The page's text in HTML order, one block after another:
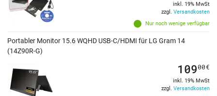
Nur noch wenige verfügbar
inkl. 19% MwSt
zzgl. Versandkosten
Portabler Monitor 15.6 WQHD USB-C/HDMI für LG Gram 14
(14Z90R-G)
10900€
inkl. 19% MwSt
zzgl. Versandkosten